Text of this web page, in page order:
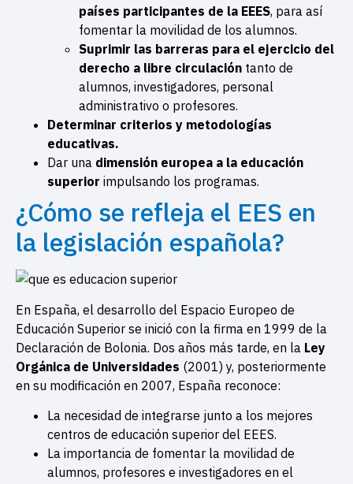
países participantes de la EEES, para así
fomentar la movilidad de los alumnos.
Suprimir las barreras para el ejercicio del
derecho a libre circulación tanto de
alumnos, investigadores, personal
administrativo o profesores.
Determinar criterios y metodologías
educativas.
Dar una dimensión europea a la educación
superior impulsando los programas.
¿Cómo se refleja el EES en
la legislación española?
En España, el desarrollo del Espacio Europeo de
Educación Superior se inició con la firma en 1999 de la
Declaración de Bolonia. Dos años más tarde, en la Ley
Orgánica de Universidades (2001) y, posteriormente
en su modificación en 2007, España reconoce:
La necesidad de integrarse junto a los mejores
centros de educación superior del EEES.
La importancia de fomentar la movilidad de
alumnos, profesores e investigadores en el